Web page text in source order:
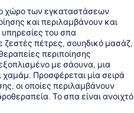
χώρο των εγκαταστάσεων
και περιλαμβάνουν και
υπηρεσίες του σπα
πέτρες, σουηδικό μασάζ,
περιποίησης
με σάουνα, μια
Προσφέρεται μία σειρά
οι οποίες περιλαμβάνουν
Το σπα είναι ανοιχτό